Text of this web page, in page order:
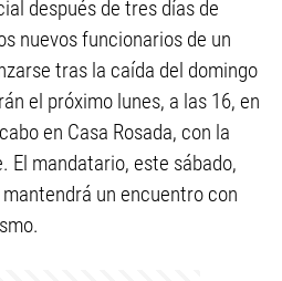
después de tres días de
nuevos funcionarios de un
tras la caída del domingo
el próximo lunes, a las 16, en
en Casa Rosada, con la
El mandatario, este sábado,
un encuentro con